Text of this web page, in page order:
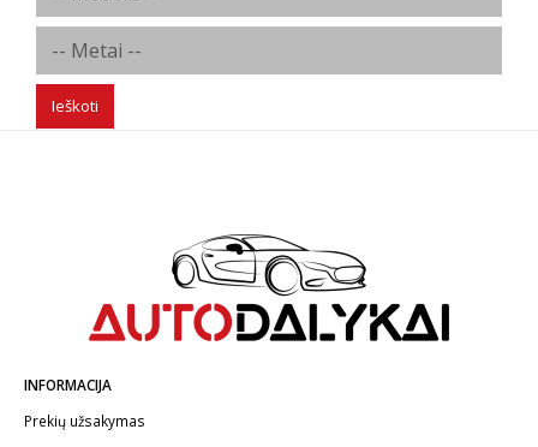
Ieškoti
INFORMACIJA
Prekių užsakymas